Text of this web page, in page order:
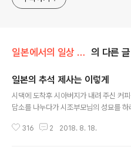
일본에서의 일상 /일본은.. 의 다른 글
일본의 추석 제사는 이렇게
시댁에 도착후 시아버지가 내려 주신 커피
담소를 나누다가 시조부모님의 성묘를 하
각각이라 내가 다 알지는 못하지만 우리
316 2 2018. 8. 18.